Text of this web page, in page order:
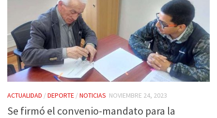
ACTUALIDAD /DEPORTE /NOTICIAS NOVIEMBRE 24, 2023
Se firmó el convenio-mandato para la